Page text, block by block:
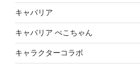
キャバリア
キャバリア ぺこちゃん
キャラクターコラボ